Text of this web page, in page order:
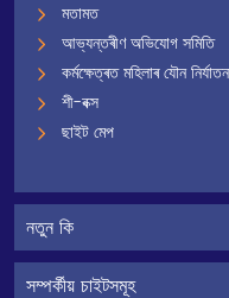
মতামত
আভ্যন্তৰীণ অভিযোগ সমিতি
কৰ্মক্ষেত্ৰত মহিলাৰ যৌন
শী-বক্স
ছাইট মেপ
নতুন কি
সম্পৰ্কীয় চাইটসমূহ